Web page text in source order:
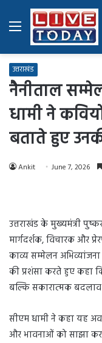
Menu
उत्तराखंड
नैनीताल
धामी ने
बताते हुए
Ankit June 7, 2026
उत्तराखंड के मुख्यमंत्री
मार्गदर्शक, विचारक और
काव्य सम्मेलन
की प्रशंसा करते हुए कहा
बल्कि सकारात्मक बदलाव
सीएम धामी ने कहा यह
और भावनाओं को साझा